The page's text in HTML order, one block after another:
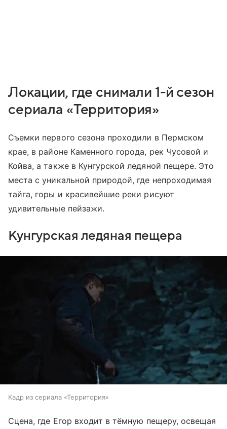
Локации, где снимали 1-й сезон
сериала «Территория»
Съемки первого сезона проходили в Пермском
крае, в районе Каменного города, рек Чусовой и
Койва, а также в Кунгурской ледяной пещере. Это
места с уникальной природой, где непроходимая
тайга, горы и красивейшие реки рисуют
удивительные пейзажи.
Кунгурская ледяная пещера
Кадр из сериала «Территория»
Сцена, где Егор входит в тёмную пещеру, освещая